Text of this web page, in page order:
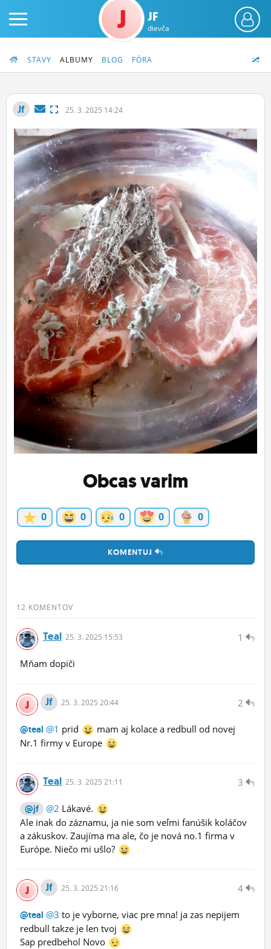
ČINŽIAK
FÓRUM
STATUSY
BLOGY
OBRÁZKY
ĽUDIA
MÔJ PROFIL
NASTAVENIA
ROLETA
JF
dievča
STAVY ALBUMY BLOG FÓRA
Jf 25. 3. 2025 14:24
Obcas varim
0 0 0 0 0
KOMENTUJ
12 KOMENTOV
1
Teal 25. 3. 2025 15:53
Mňam dopiči
2
Jf 25. 3. 2025 20:44
@teal @1 prid
mam aj kolace a redbull od novej
Nr.1 firmy v Europe
3
Teal 25. 3. 2025 21:11
@jf @2 Lákavé.
Ale inak do záznamu, ja nie som veľmi fanúšik koláčov
a zákuskov. Zaujíma ma ale, čo je nová no.1 firma v
Európe. Niečo mi ušlo?
4
Jf 25. 3. 2025 21:16
@teal @3 to je vyborne, viac pre mna! ja zas nepijem
redbull takze je len tvoj
Sap predbehol Novo